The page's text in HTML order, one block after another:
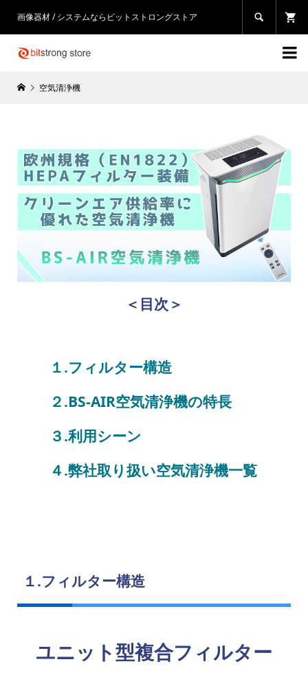
画像器材 / システムならビットストロングストア 

空気清浄機
＜目次＞
１.フィルター構造
２.BS-AIR空気清浄機の特長
３.利用シーン
４.弊社取り扱い空気清浄機一覧
１.フィルター構造
ユニット型複合フィルター